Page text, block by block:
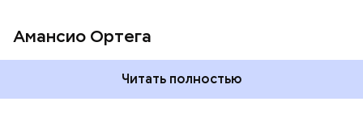
Амансио Ортега
Читать полностью
В 1991 году Тадзима потеряла мужа. А спустя 11 лет
переехала в дом престарелых. В 2015 году, когда ей
было 115 лет, она была признана самым старым